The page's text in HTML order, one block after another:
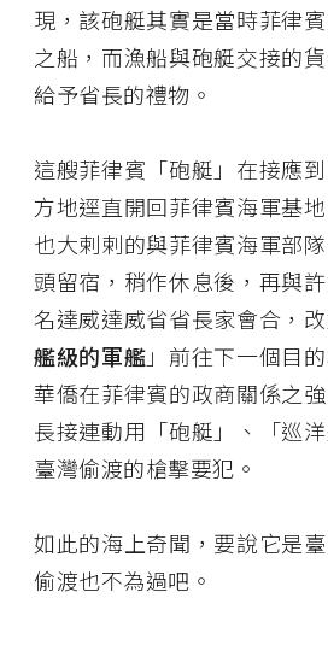
現，該砲艇其實是當時菲律
之船，而漁船與砲艇交接的
給予省長的禮物。
這艘菲律賓「砲艇」在接應
方地逕直開回菲律賓海軍基
也大剌剌的與菲律賓海軍部
頭留宿，稍作休息後，再與
名達威達威省省長家會合，
艦級的軍艦」前往下一個目
華僑在菲律賓的政商關係之
長接連動用「砲艇」、「巡
臺灣偷渡的槍擊要犯。
如此的海上奇聞，要說它是
偷渡也不為過吧。